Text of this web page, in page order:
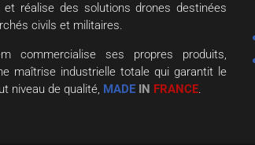
et réalise des solutions drones destinées
civils et militaires.
commercialise ses propres produits,
maîtrise industrielle totale qui garantit le
niveau de qualité, MADE IN FRANCE.